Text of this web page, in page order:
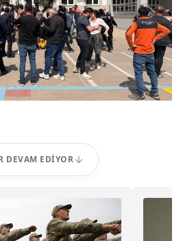
DEVAM EDIYOR